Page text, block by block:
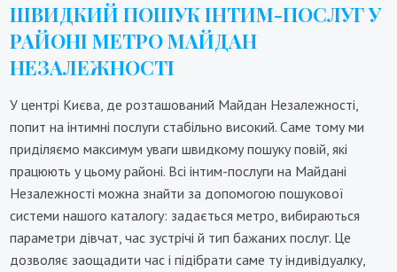
ШВИДКИЙ ПОШУК ІНТИМ-ПОСЛУГ У
РАЙОНІ МЕТРО МАЙДАН
НЕЗАЛЕЖНОСТІ
У центрі Києва, де розташований Майдан Незалежності,
попит на інтимні послуги стабільно високий. Саме тому ми
приділяємо максимум уваги швидкому пошуку повій, які
працюють у цьому районі. Всі інтим-послуги на Майдані
Незалежності можна знайти за допомогою пошукової
системи нашого каталогу: задається метро, вибираються
параметри дівчат, час зустрічі й тип бажаних послуг. Це
дозволяє заощадити час і підібрати саме ту індивідуалку,